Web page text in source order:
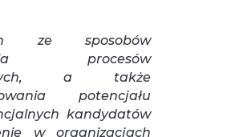
ze sposobów
procesów
a także
potencjału
kandydatów
w organizacjach